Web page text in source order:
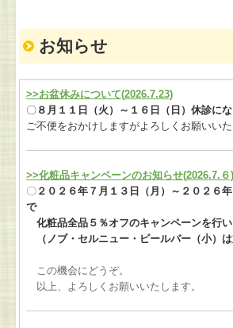
お知らせ
>>お盆休みについて(2026.7.23)
〇 ８月１１日（火）～１６日（日）休診にな
ご不便をおかけしますがよろしくお願いいた
>>化粧品キャンペーンのお知らせ(2026.7.６)
〇 ２０２６年７月１３日（月）～２０２６
で
化粧品全品５％オフのキャンペーンを行
（ノブ・セルニュー・ピールバー（小）は
この機会にどうぞ。
以上、よろしくお願いいたします。